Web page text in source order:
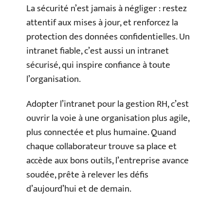
La sécurité n’est jamais à négliger : restez
attentif aux mises à jour, et renforcez la
protection des données confidentielles. Un
intranet fiable, c’est aussi un intranet
sécurisé, qui inspire confiance à toute
l’organisation.
Adopter l’intranet pour la gestion RH, c’est
ouvrir la voie à une organisation plus agile,
plus connectée et plus humaine. Quand
chaque collaborateur trouve sa place et
accède aux bons outils, l’entreprise avance
soudée, prête à relever les défis
d’aujourd’hui et de demain.